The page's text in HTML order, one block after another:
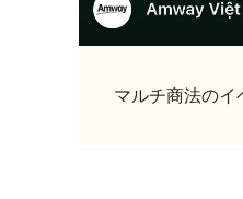
マルチ商法のイ